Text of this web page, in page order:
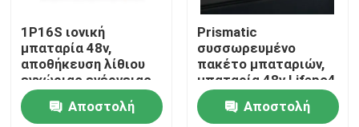
Προϊόντα
Σχετικά με εμάς
1P16S ιονική
μπαταρία 48v,
αποθήκευση λίθιου
εγχώριας ενέργειας
πακέτων μπαταριών
Lifepo4Αποστολή
Prismatic
συσσωρευμένο
πακέτο μπαταριών,
μπαταρία 48v Lifepo4
για την εγχώρια
χρήση Αποστολή